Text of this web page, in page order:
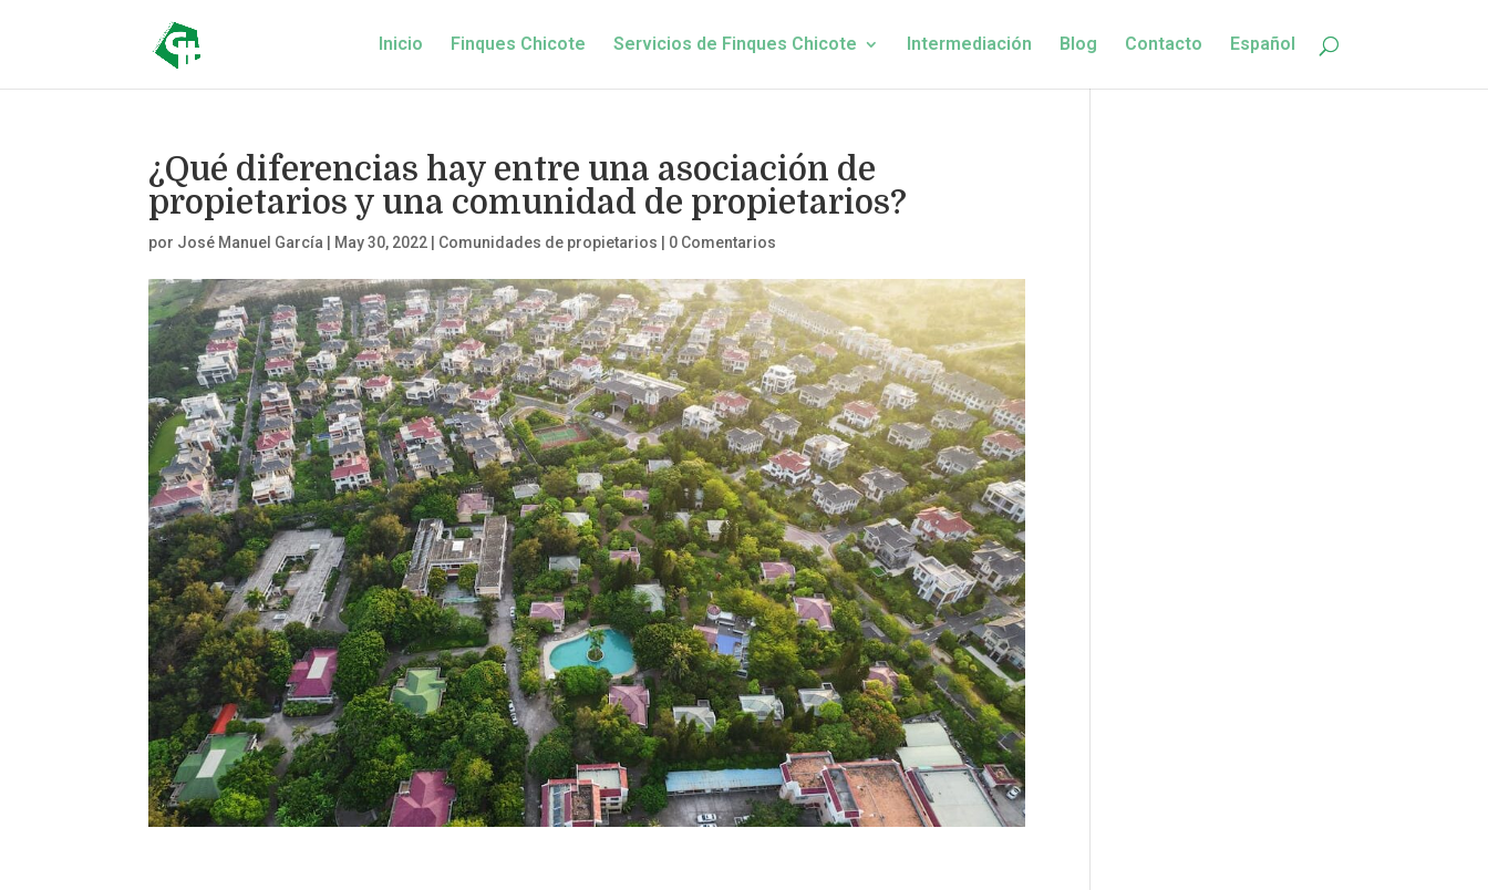
Inicio Finques Chicote Servicios de Finques Chicote Intermediación Blog Contacto Español
¿Qué diferencias hay entre una asociación de
propietarios y una comunidad de propietarios?
por José Manuel García May 30, 2022 Comunidades de propietarios 0 Comentarios